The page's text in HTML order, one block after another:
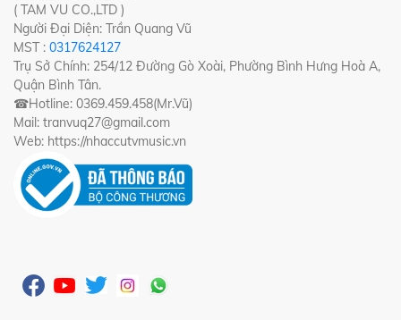
( TAM VU CO.,LTD )
Người Đại Diện: Trần Quang Vũ
MST : 0317624127
Trụ Sở Chính: 254/12 Đường Gò Xoài, Phường Bình Hưng Hoà A,
Quận Bình Tân.
☎Hotline: 0369.459.458(Mr.Vũ)
Mail: tranvuq27@gmail.com
Web: https://nhaccutvmusic.vn